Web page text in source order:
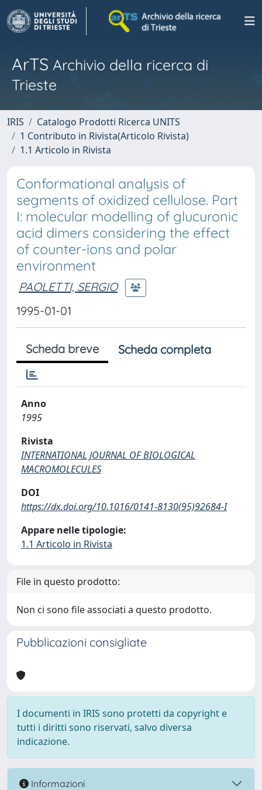
ArTS Archivio della ricerca di
Trieste
IRIS
Catalogo Prodotti Ricerca UNITS
1 Contributo in Rivista(Articolo Rivista)
1.1 Articolo in Rivista
Conformational analysis of
segments of oxidized cellulose. Part
I: molecular modelling of glucuronic
acid dimers considering the effect
of counter-ions and polar
environment
PAOLETTI, SERGIO
1995-01-01
Scheda breve Scheda completa
Anno
1995
Rivista
INTERNATIONAL JOURNAL OF BIOLOGICAL
MACROMOLECULES
DOI
https://dx.doi.org/10.1016/0141-8130(95)92684-I
Appare nelle tipologie:
1.1 Articolo in Rivista
File in questo prodotto:
Non ci sono file associati a questo prodotto.
Pubblicazioni consigliate
I documenti in IRIS sono protetti da copyright e
tutti i diritti sono riservati, salvo diversa
indicazione.
Informazioni